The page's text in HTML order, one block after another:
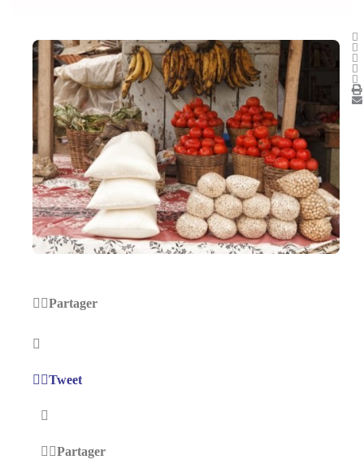
Partager
Tweet
Partager